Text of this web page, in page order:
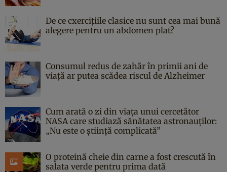
De ce cxercițiile clasice nu sunt cea mai bună
alegere pentru un abdomen plat?
Consumul redus de zahăr în primii ani de
viață ar putea scădea riscul de Alzheimer
Cum arată o zi din viața unui cercetător
NASA care studiază sănătatea astronauților:
„Nu este o știință complicată”
O proteină cheie din carne a fost crescută în
salata verde pentru prima dată